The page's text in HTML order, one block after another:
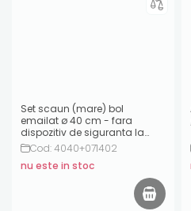
Set scaun (mare) bol
emailat ø 40 cm - fara
dispozitiv de siguranta la
aprindere
Cod: 4040+071402
nu este in stoc